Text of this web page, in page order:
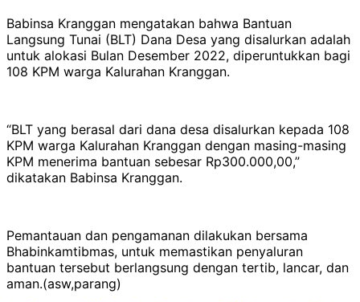
Babinsa Kranggan mengatakan bahwa Bantuan
Langsung Tunai (BLT) Dana Desa yang disalurkan adalah
untuk alokasi Bulan Desember 2022, diperuntukkan bagi
108 KPM warga Kalurahan Kranggan.
“BLT yang berasal dari dana desa disalurkan kepada 108
KPM warga Kalurahan Kranggan dengan masing-masing
KPM menerima bantuan sebesar Rp300.000,00,”
dikatakan Babinsa Kranggan.
Pemantauan dan pengamanan dilakukan bersama
Bhabinkamtibmas, untuk memastikan penyaluran
bantuan tersebut berlangsung dengan tertib, lancar, dan
aman.(asw,parang)